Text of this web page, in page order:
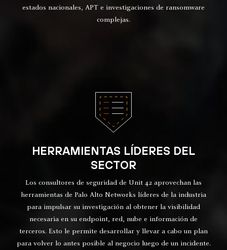
estados nacionales, APT e investigaciones de ransomware
complejas.
HERRAMIENTAS LÍDERES DEL
SECTOR
Los consultores de seguridad de Unit 42 aprovechan las
herramientas de Palo Alto Networks líderes de la industria
para impulsar su investigación al obtener la visibilidad
necesaria en su endpoint, red, nube e información de
terceros. Esto le permite desarrollar y llevar a cabo un plan
para volver lo antes posible al negocio luego de un incidente.